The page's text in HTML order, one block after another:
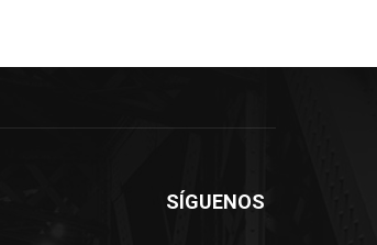
SÍGUENOS